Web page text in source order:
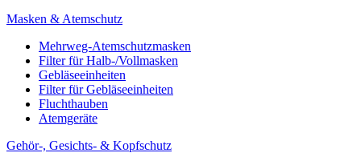
Masken & Atemschutz
Mehrweg-Atemschutzmasken
Filter für Halb-/Vollmasken
Gebläseeinheiten
Filter für Gebläseeinheiten
Fluchthauben
Atemgeräte
Gehör-, Gesichts- & Kopfschutz